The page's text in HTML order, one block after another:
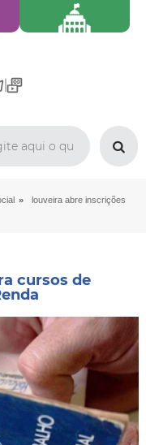
»
louveira abre inscrições
cursos de